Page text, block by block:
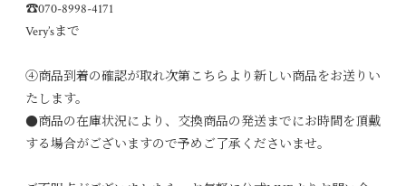
☎070-8998-4171
Very’sまで
④商品到着の確認が取れ次第こちらより新しい商品をお送りい
たします。
●商品の在庫状況により、交換商品の発送までにお時間を頂戴
する場合がございますので予めご了承くださいませ。